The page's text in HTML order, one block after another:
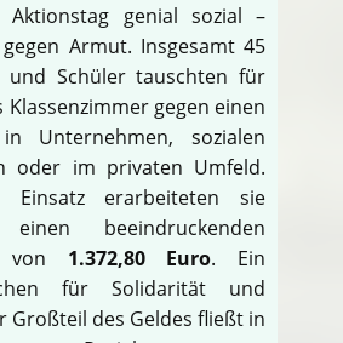
Aktionstag genial sozial –
Armut. Insgesamt 45
und Schüler tauschten für
Klassenzimmer gegen einen
Unternehmen, sozialen
oder im privaten Umfeld.
Einsatz erarbeiteten sie
einen beeindruckenden
von 1.372,80 Euro. Ein
für Solidarität und
Großteil des Geldes fließt in